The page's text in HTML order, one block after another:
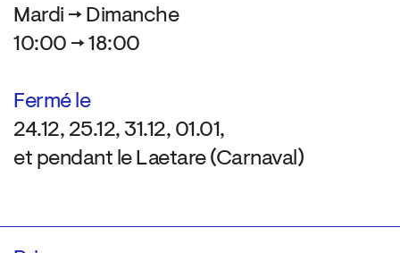
Mardi → Dimanche
10:00 → 18:00
Fermé le
24.12, 25.12, 31.12, 01.01,
et pendant le Laetare (Carnaval)